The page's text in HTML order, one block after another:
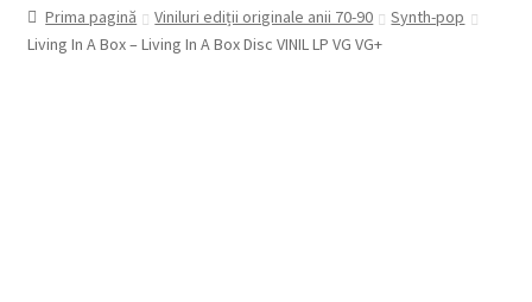
CD-uri originale
Prima pagină Viniluri ediții originale anii 70-90
Synth-pop
Living In A Box – Living In A Box Disc VINIL LP VG VG+